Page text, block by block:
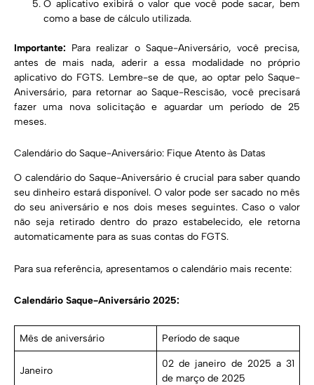
O aplicativo exibirá o valor que você pode sacar, bem
como a base de cálculo utilizada.
Importante: Para realizar o Saque-Aniversário, você precisa,
antes de mais nada, aderir a essa modalidade no próprio
aplicativo do FGTS. Lembre-se de que, ao optar pelo Saque-
Aniversário, para retornar ao Saque-Rescisão, você precisará
fazer uma nova solicitação e aguardar um período de 25
meses.
Calendário do Saque-Aniversário: Fique Atento às Datas
O calendário do Saque-Aniversário é crucial para saber quando
seu dinheiro estará disponível. O valor pode ser sacado no mês
do seu aniversário e nos dois meses seguintes. Caso o valor
não seja retirado dentro do prazo estabelecido, ele retorna
automaticamente para as suas contas do FGTS.
Para sua referência, apresentamos o calendário mais recente:
Calendário Saque-Aniversário 2025:
Mês de aniversário Período de saque
Janeiro
02 de janeiro de 2025 a 31
de março de 2025